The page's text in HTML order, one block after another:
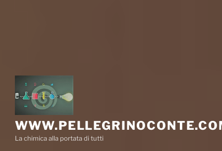
La chimica alla portata di tutti